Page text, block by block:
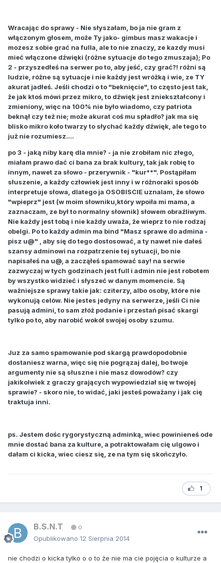
Wracając do sprawy - Nie słyszałam, bo ja nie gram z
włączonym głosem, może Ty jako- gimbus masz wakacje i
mozesz sobie grać na fulla, ale to nie znaczy, ze kazdy musi
mieć włączone dźwięki (różne sytuacje do tego zmuszaja); Po
2 - przyszedłeś na serwer po to, aby jeść, czy grać?! różni są
ludzie, różne są sytuacje i nie każdy jest wróżką i wie, ze TY
akurat jadłeś. Jeśli chodzi o to "beknięcie", to często jest tak,
że jak ktoś mówi przez mikro, to dźwięk jest zniekształcony i
zmieniony, więc na 100% nie było wiadomo, czy patriota
beknął czy też nie; może akurat coś mu spładło? jak ma się
blisko mikro koło twarzy to słychać każdy dźwięk, ale tego to
już nie rozumiesz....
po 3 - jaką niby karę dla mnie? - ja nie zrobiłam nic złego,
miałam prawo dać ci bana za brak kultury, tak jak robię to
innym, nawet za słowo - przerywnik - "kur**". Postąpiłam
słuszenie, a każdy człowiek jest inny i w różnoraki sposób
interpretuje słowa, dlatego ja OSOBISCIE uznalam, że słowo
"wpieprz" jest (w moim słowniku,który wpoiła mi mama, a
zaznaczam, ze był to normalny słownik) słowem obraźliwym.
Nie każdy jest tobą i nie każdy uważa, że wieprz to nie rodzaj
obelgi. Po to każdy admin ma bind "Masz sprawe do admina -
pisz u@" , aby się do tego dostosować, a ty nawet nie dałeś
szansy adminowi na rozpatrzenie tej sytuacji, bo nie
napisałeś na u@, a zacząłeś spamować say! na serwie
zazwyczaj w tych godzinach jest full i admin nie jest robotem
by wszystko widzieć i słyszeć w danym momencie. Są
ważniejsze sprawy takie jak: cziterzy, albo osoby, które nie
wykonują celów. Nie jestes jedyny na serwerze, jeśli Ci nie
pasują admini, to sam złóż podanie i przestań pisać skargi
tylko po to, aby narobić wokół swojej osoby szumu.
Juz za samo spamowanie pod skargą prawdopodobnie
dostaniesz warna, więc się nie pogrązaj dalej, bo twoje
argumenty nie są słuszne i nie masz dowodów? czy
jakikolwiek z graczy grających wypowiedział się w twojej
sprawie? - skoro nie, to widać, jaki jesteś poważany i jak cię
traktuja inni.
ps. Jestem dośc rygorystyczną adminką, wiec powinieneś ode
mnie dostać bana za kulture, a potraktowałam cię ulgowo i
dałam ci kicka, wiec ciesz się, ze na tym się skończyło.
1
B.S.N.T 0
Opublikowano 12 Sierpnia 2014
nie chodzi o kicka tylko o o to że nie ma cie pojęcia o kulturze a